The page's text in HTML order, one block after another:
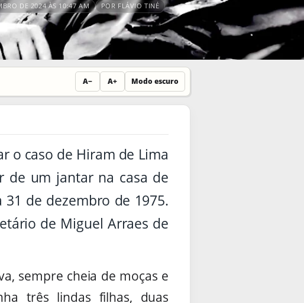
DE 2024 ÀS 10:47 AM POR FLÁVIO TINÉ
A− A+ Modo escuro
o caso de Hiram de Lima
de um jantar na casa de
de dezembro de 1975.
de Miguel Arraes de
sempre cheia de moças e
três lindas filhas, duas